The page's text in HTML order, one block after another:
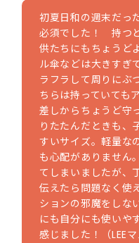
初夏日和の週末だっ
必須でした！ 持つ
供たちにもちょうど
ル傘などは大きすぎ
ラフラして周りにぶ
ちらは持っていても
差しからちょうど守
りたたんだときも、
すいサイズ。軽量な
も心配がありません
てしまいましたが、
伝えたら問題なく使
ションの邪魔をしな
にも自分にも使いや
感じました！（LEE